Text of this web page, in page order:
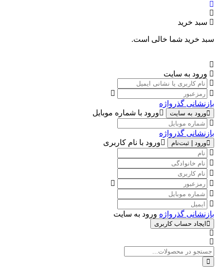
سبد خرید
سبد خرید شما خالی است.
ورود به سایت
بازنشانی گذرواژه
ورود به سایت ورود با شماره موبایل
بازنشانی گذرواژه
ورود | ثبت‌نام ورود با نام کاربری
بازنشانی گذرواژه ورود به سایت
ایجاد حساب کاربری